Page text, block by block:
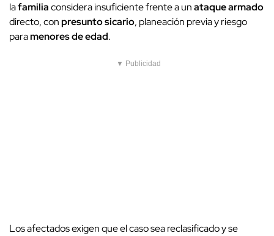
lafamiliaconsidera insuficiente frente a unataque armado
directo, conpresunto sicario, planeación previa y riesgo
paramenores de edad.
▼ Publicidad
Los afectados exigen que el caso sea reclasificado y se